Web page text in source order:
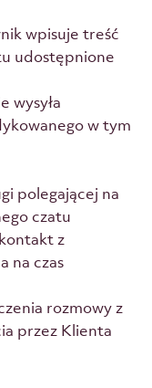
wpisuje treść
udostępnione
wysyła
w tym
polegającej na
czatu
z
na czas
rozmowy z
przez Klienta